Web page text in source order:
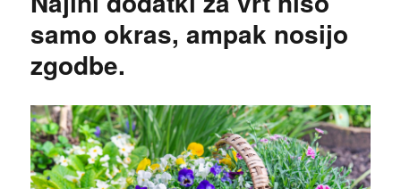
samo okras, ampak nosijo
zgodbe.